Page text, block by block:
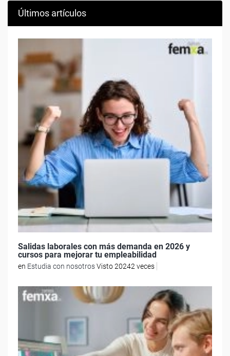
Últimos artículos
Salidas laborales con más demanda en 2026 y
cursos para mejorar tu empleabilidad
en Estudia con nosotrosVisto 20242 veces